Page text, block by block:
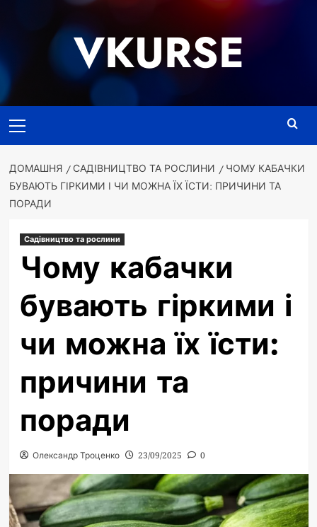
VKURSE
меню
ДОМАШНЯ САДІВНИЦТВО ТА РОСЛИНИ
ЧОМУ КАБАЧКИ
БУВАЮТЬ ГІРКИМИ І ЧИ МОЖНА ЇХ ЇСТИ: ПРИЧИНИ ТА
ПОРАДИ
Садівництво та рослини
Чому кабачки
бувають гіркими і
чи можна їх їсти:
причини та
поради
Олександр Троценко 23/09/2025 0